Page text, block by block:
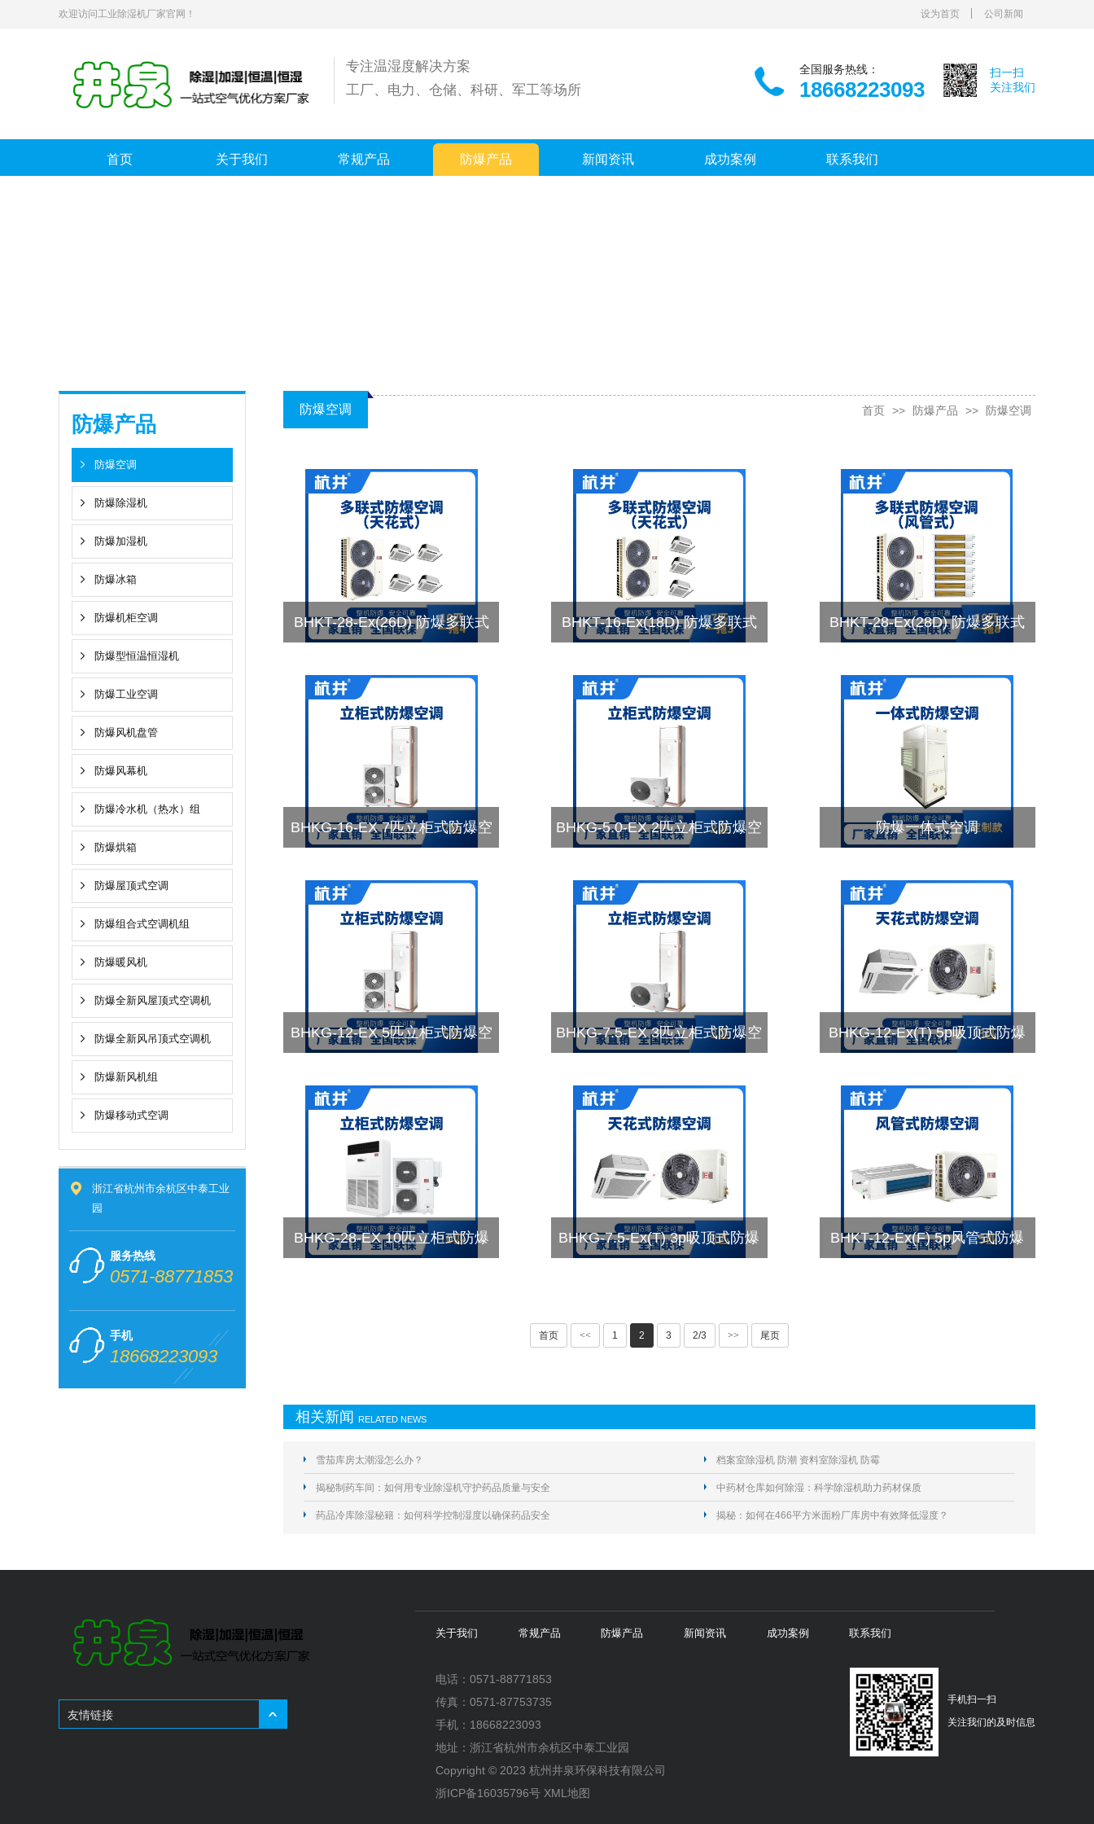
欢迎访问工业除湿机厂家官网！ 设为首页 公司新闻
专注温湿度解决方案
工厂、电力、仓储、科研、军工等场所
扫一扫
关注我们
全国服务热线：
18668223093
首页 关于我们 常规产品 防爆产品 新闻资讯 成功案例 联系我们
防爆产品
防爆空调
防爆除湿机
防爆加湿机
防爆冰箱
防爆机柜空调
防爆型恒温恒湿机
防爆工业空调
防爆风机盘管
防爆风幕机
防爆冷水机（热水）组
防爆烘箱
防爆屋顶式空调
防爆组合式空调机组
防爆暖风机
防爆全新风屋顶式空调机
防爆全新风吊顶式空调机
防爆新风机组
防爆移动式空调
浙江省杭州市余杭区中泰工业
园
服务热线
0571-88771853
手机
18668223093
防爆空调 首页 >> 防爆产品 >> 防爆空调
BHKT-28-Ex(26D) 防爆多联式 BHKT-16-Ex(18D) 防爆多联式 BHKT-28-Ex(28D) 防爆多联式
BHKG-16-EX 7匹立柜式防爆空 BHKG-5.0-EX 2匹立柜式防爆空 防爆一体式空调
BHKG-12-EX 5匹立柜式防爆空 BHKG-7.5-EX 3匹立柜式防爆空 BHKG-12-Ex(T) 5p吸顶式防爆
BHKG-28-EX 10匹立柜式防爆 BHKG-7.5-Ex(T) 3p吸顶式防爆 BHKT-12-Ex(F) 5p风管式防爆
首页 << 1 2 3 2/3 >> 尾页
相关新闻 RELATED NEWS
雪茄库房太潮湿怎么办？ 档案室除湿机 防潮 资料室除湿机 防霉
揭秘制药车间：如何用专业除湿机守护药品质量与安全 中药材仓库如何除湿：科学除湿机助力药材保质
药品冷库除湿秘籍：如何科学控制湿度以确保药品安全 揭秘：如何在466平方米面粉厂库房中有效降低湿度？
友情链接
关于我们 常规产品 防爆产品 新闻资讯 成功案例 联系我们
电话：0571-88771853
传真：0571-87753735
手机：18668223093
地址：浙江省杭州市余杭区中泰工业园
Copyright © 2023 杭州井泉环保科技有限公司
浙ICP备16035796号 XML地图
手机扫一扫
关注我们的及时信息